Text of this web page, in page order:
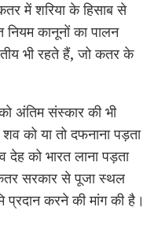
में शरिया के हिसाब से
कानूनों का पालन
भी रहते हैं, जो कतर के
अंतिम संस्कार की भी
को या तो दफनाना पड़ता
देह को भारत लाना पड़ता
सरकार से पूजा स्थल
करने की मांग की है।